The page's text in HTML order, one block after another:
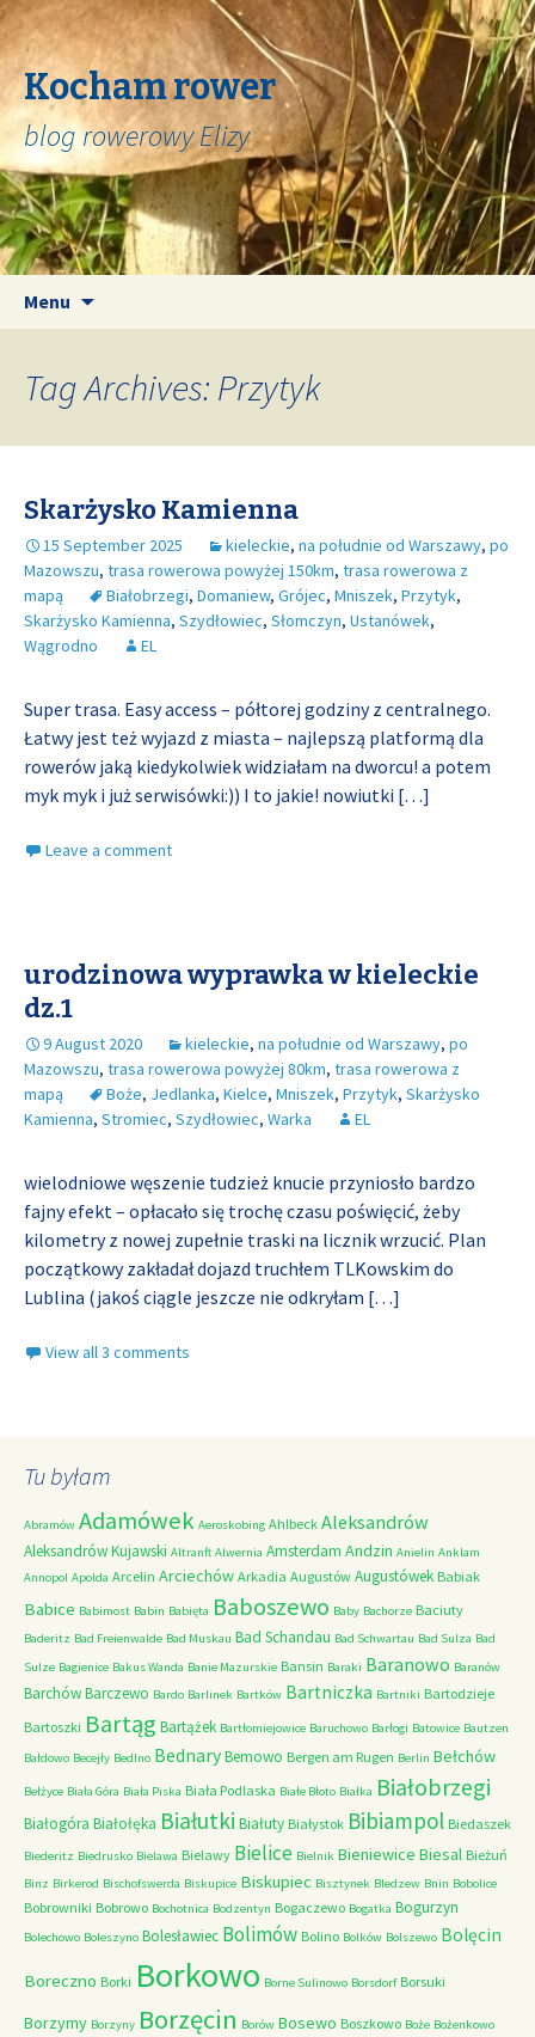
Kocham rower
blog rowerowy Elizy
Menu
Tag Archives: Przytyk
Skarżysko Kamienna
15 September 2025 kieleckie, na południe od Warszawy, po
Mazowszu, trasa rowerowa powyżej 150km, trasa rowerowa z
mapą
Białobrzegi, Domaniew, Grójec, Mniszek, Przytyk,
Skarżysko Kamienna, Szydłowiec, Słomczyn, Ustanówek,
Wągrodno
EL
Super trasa. Easy access – półtorej godziny z centralnego.
Łatwy jest też wyjazd z miasta – najlepszą platformą dla
rowerów jaką kiedykolwiek widziałam na dworcu! a potem
myk myk i już serwisówki:)) I to jakie! nowiutki […]
Leave a comment
urodzinowa wyprawka w kieleckie
dz.1
9 August 2020 kieleckie, na południe od Warszawy, po
Mazowszu, trasa rowerowa powyżej 80km, trasa rowerowa z
mapą
Boże, Jedlanka, Kielce, Mniszek, Przytyk, Skarżysko
Kamienna, Stromiec, Szydłowiec, Warka EL
wielodniowe węszenie tudzież knucie przyniosło bardzo
fajny efekt – opłacało się trochę czasu poświęcić, żeby
kilometry z nowej zupełnie traski na licznik wrzucić. Plan
początkowy zakładał dojazd truchłem TLKowskim do
Lublina (jakoś ciągle jeszcze nie odkryłam […]
View all 3 comments
Tu byłam
Abramów Adamówek Aeroskobing Ahlbeck Aleksandrów
Aleksandrów Kujawski Altranft Alwernia Amsterdam Andzin Anielin Anklam
Annopol Apolda Arcelin Arciechów Arkadia Augustów Augustówek Babiak
Babice Babimost Babin Babięta Baboszewo Baby Bachorze Baciuty
Baderitz Bad Freienwalde Bad Muskau Bad Schandau Bad Schwartau Bad Sulza Bad
Sulze Bagienice Bakus Wanda Banie Mazurskie Bansin Baraki Baranowo Baranów
BarchówBarczewo Bardo Barlinek Bartków Bartniczka Bartniki Bartodzieje
Bartoszki Bartąg Bartążek Bartłomiejowice Baruchowo Barłogi Batowice Bautzen
Bałdowo Becejły Bedlno BednaryBemowo Bergen am Rugen Berlin Bełchów
Bełżyce Biała Góra Biała Piska Biała Podlaska Białe Błoto Białka Białobrzegi
Białogóra Białołęka Białutki Białuty Białystok Bibiampol Biedaszek
Biederitz Biedrusko Bielawa Bielawy Bielice Bielnik Bieniewice Biesal Bieżuń
Binz Birkerod Bischofswerda Biskupice Biskupiec Bisztynek Bledzew Bnin Bobolice
Bobrowniki Bobrowo Bochotnica Bodzentyn Bogaczewo Bogatka Bogurzyn
Bolechowo Boleszyno Bolesławiec Bolimów Bolino Bolków Bolszewo Bolęcin
Boreczno Borki Borkowo Borne Sulinowo Borsdorf Borsuki
Borzymy Borzyny Borzęcin Borów Bosewo Boszkowo Boże Bożenkowo